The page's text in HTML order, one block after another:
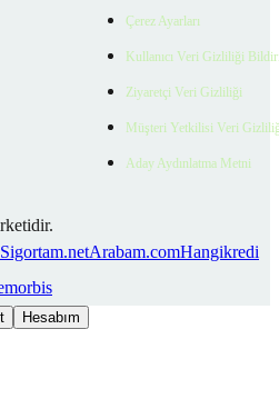
Çerez Ayarları
Kullanıcı Veri Gizliliği
Ziyaretçi Veri Gizliliği
Müşteri Yetkilisi Veri
Aday Aydınlatma Metni
Sigortam.netArabam.comHangikredi
Hesabım